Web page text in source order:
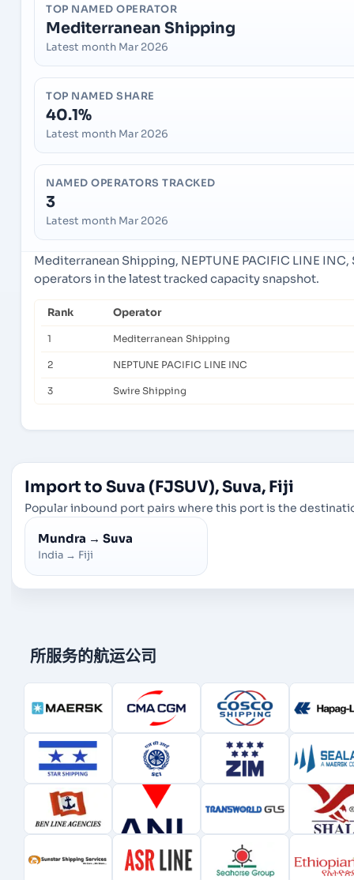
TOP NAMED OPERATOR
Mediterranean Shipping
Latest month Mar 2026
TOP NAMED SHARE
40.1%
Latest month Mar 2026
NAMED OPERATORS TRACKED
3
Latest month Mar 2026
Mediterranean Shipping, NEPTUNE PACIFIC LINE
operators in the latest tracked capacity snapshot.
Rank Operator
1 Mediterranean Shipping
2 NEPTUNE PACIFIC LINE INC
3 Swire Shipping
Import to Suva (FJSUV), Suva, Fiji
Popular inbound port pairs where this port is the
Mundra → Suva
India → Fiji
所服务的航运公司